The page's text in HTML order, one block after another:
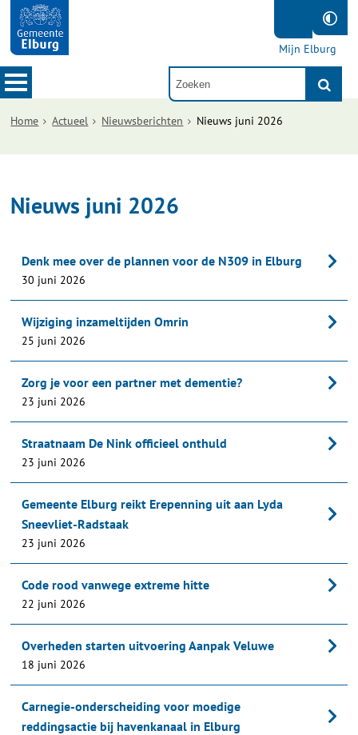
Mijn Elburg
Home Actueel Nieuwsberichten Nieuws juni 2026
Nieuws juni 2026
Denk mee over de plannen voor de N309 in Elburg
30 juni 2026
Wijziging inzameltijden Omrin
25 juni 2026
Zorg je voor een partner met dementie?
23 juni 2026
Straatnaam De Nink officieel onthuld
23 juni 2026
Gemeente Elburg reikt Erepenning uit aan Lyda
Sneevliet-Radstaak
23 juni 2026
Code rood vanwege extreme hitte
22 juni 2026
Overheden starten uitvoering Aanpak Veluwe
18 juni 2026
Carnegie-onderscheiding voor moedige
reddingsactie bij havenkanaal in Elburg